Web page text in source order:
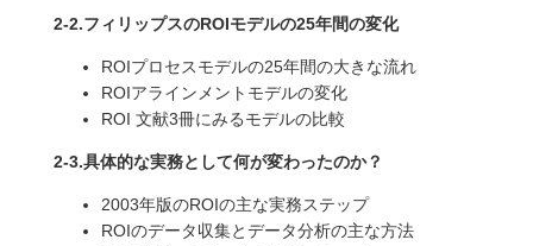
2-2.フィリップスのROIモデルの25年間の変化
ROIプロセスモデルの25年間の大きな流れ
ROIアラインメントモデルの変化
ROI 文献3冊にみるモデルの比較
2-3.具体的な実務として何が変わったのか？
2003年版のROIの主な実務ステップ
ROIのデータ収集とデータ分析の主な方法